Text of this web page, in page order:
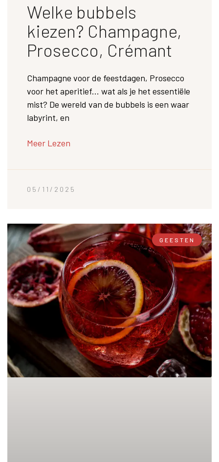
Welke bubbels
kiezen? Champagne,
Prosecco, Crémant
Champagne voor de feestdagen, Prosecco
voor het aperitief... wat als je het essentiële
mist? De wereld van de bubbels is een waar
labyrint, en
Meer Lezen
05/11/2025
GEESTEN